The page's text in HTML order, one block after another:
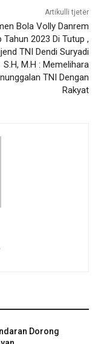
Artikulli tjetër
Bola Volly Danrem
Tahun 2023 Di Tutup ,
TNI Dendi Suryadi
S.H, M.H : Memelihara
TNI Dengan
Rakyat
Dorong